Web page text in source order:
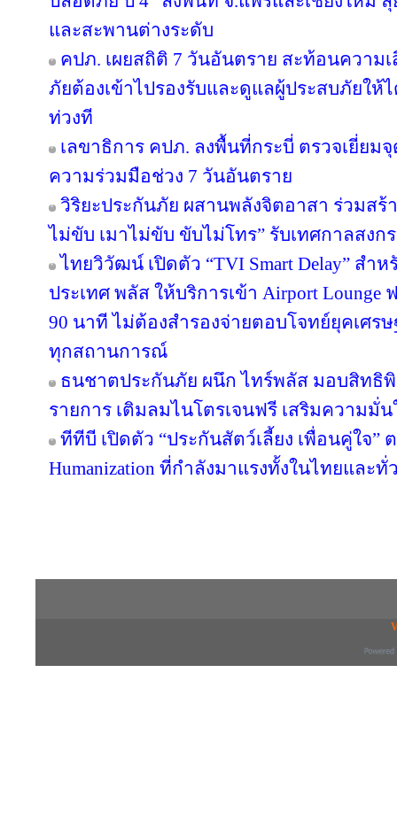
และสะพานต่างระดับ
คปภ. เผยสถิติ 7 วันอันตราย สะท้อนความ
ภัยต้องเข้าไปรองรับและดูแลผู้ประสบภัยให้
ท่วงที
เลขาธิการ คปภ. ลงพื้นที่กระบี่ ตรวจเยี่ย
ความร่วมมือช่วง 7 วันอันตราย
วิริยะประกันภัย ผสานพลังจิตอาสา ร่วมส
ไม่ขับ เมาไม่ขับ ขับไม่โทร” รับเทศกาลสงก
ไทยวิวัฒน์ เปิดตัว “TVI Smart Delay” สำ
ประเทศ พลัส ให้บริการเข้า Airport
90 นาที ไม่ต้องสำรองจ่ายตอบโจทย์ยุคเศ
ทุกสถานการณ์
ธนชาตประกันภัย ผนึก ไทร์พลัส มอบสิทธิ
รายการ เติมลมไนโตรเจนฟรี เสริมความมั่
ทีทีบี เปิดตัว “ประกันสัตว์เลี้ยง เพื่อนคู่ใจ”
Humanization ที่กำลังมาแรงทั้งในไทยและทั่